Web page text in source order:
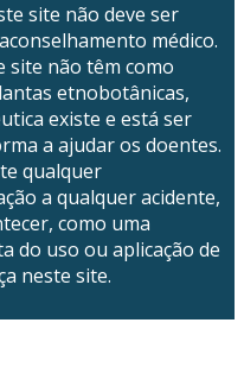
site não deve ser
médico.
site não têm como
etnobotânicas,
existe e está ser
a ajudar os doentes.
qualquer
a qualquer acidente,
como uma
do uso ou aplicação de
neste site.